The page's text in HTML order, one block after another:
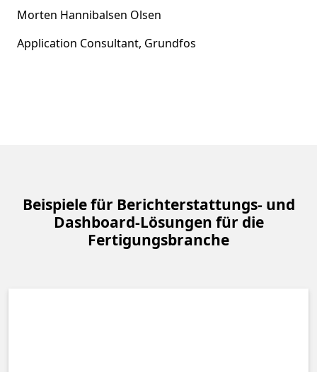
Morten Hannibalsen Olsen
Application Consultant, Grundfos
Beispiele für Berichterstattungs- und
Dashboard-Lösungen für die
Fertigungsbranche